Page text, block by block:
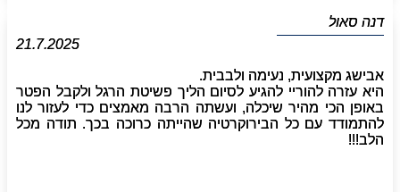
אבישג מקצועית, נעימה ולבבית.
היא עזרה להוריי להגיע לסיום הליך פשיטת הרגל ולקבל הפטר
באופן הכי מהיר שיכלה, ועשתה הרבה מאמצים כדי לעזור לנו
להתמודד עם כל הבירוקרטיה שהייתה כרוכה בכך. תודה מכל
הלב!!!
דנה סאול
21.7.2025